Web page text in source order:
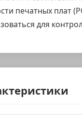
печатных плат
для